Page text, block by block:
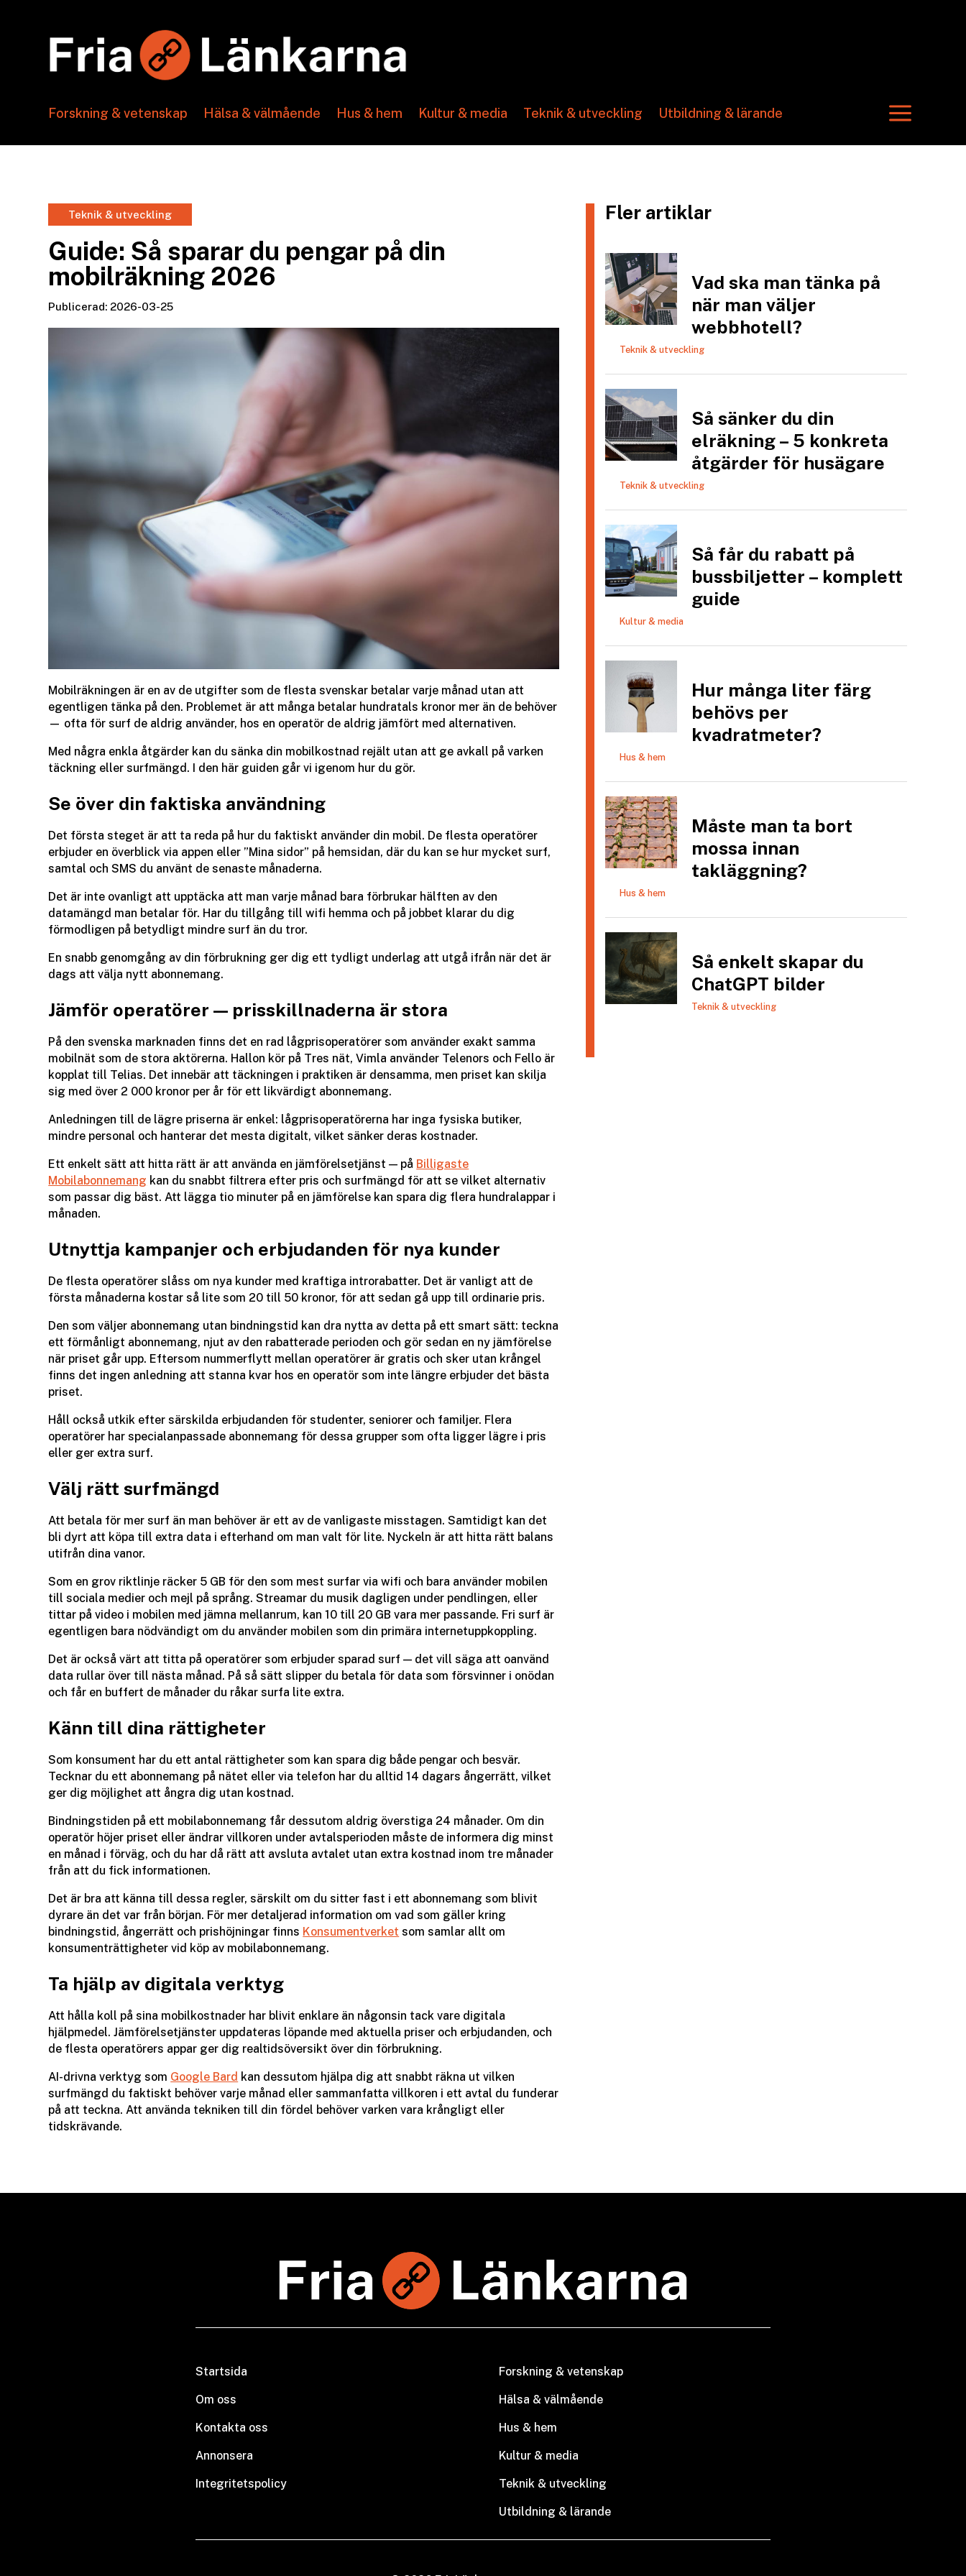
Forskning & vetenskap Hälsa & välmående Hus & hem Kultur & media Teknik & utveckling Utbildning & lärande a
Teknik & utveckling
Guide: Så sparar du pengar på din
mobilräkning 2026
Publicerad: 2026-03-25
Mobilräkningen är en av de utgifter som de flesta svenskar betalar varje månad utan att
egentligen tänka på den. Problemet är att många betalar hundratals kronor mer än de behöver
— ofta för surf de aldrig använder, hos en operatör de aldrig jämfört med alternativen.
Med några enkla åtgärder kan du sänka din mobilkostnad rejält utan att ge avkall på varken
täckning eller surfmängd. I den här guiden går vi igenom hur du gör.
Se över din faktiska användning
Det första steget är att ta reda på hur du faktiskt använder din mobil. De flesta operatörer
erbjuder en överblick via appen eller ”Mina sidor” på hemsidan, där du kan se hur mycket surf,
samtal och SMS du använt de senaste månaderna.
Det är inte ovanligt att upptäcka att man varje månad bara förbrukar hälften av den
datamängd man betalar för. Har du tillgång till wifi hemma och på jobbet klarar du dig
förmodligen på betydligt mindre surf än du tror.
En snabb genomgång av din förbrukning ger dig ett tydligt underlag att utgå ifrån när det är
dags att välja nytt abonnemang.
Jämför operatörer — prisskillnaderna är stora
På den svenska marknaden finns det en rad lågprisoperatörer som använder exakt samma
mobilnät som de stora aktörerna. Hallon kör på Tres nät, Vimla använder Telenors och Fello är
kopplat till Telias. Det innebär att täckningen i praktiken är densamma, men priset kan skilja
sig med över 2 000 kronor per år för ett likvärdigt abonnemang.
Anledningen till de lägre priserna är enkel: lågprisoperatörerna har inga fysiska butiker,
mindre personal och hanterar det mesta digitalt, vilket sänker deras kostnader.
Ett enkelt sätt att hitta rätt är att använda en jämförelsetjänst — på Billigaste
Mobilabonnemang kan du snabbt filtrera efter pris och surfmängd för att se vilket alternativ
som passar dig bäst. Att lägga tio minuter på en jämförelse kan spara dig flera hundralappar i
månaden.
Utnyttja kampanjer och erbjudanden för nya kunder
De flesta operatörer slåss om nya kunder med kraftiga introrabatter. Det är vanligt att de
första månaderna kostar så lite som 20 till 50 kronor, för att sedan gå upp till ordinarie pris.
Den som väljer abonnemang utan bindningstid kan dra nytta av detta på ett smart sätt: teckna
ett förmånligt abonnemang, njut av den rabatterade perioden och gör sedan en ny jämförelse
när priset går upp. Eftersom nummerflytt mellan operatörer är gratis och sker utan krångel
finns det ingen anledning att stanna kvar hos en operatör som inte längre erbjuder det bästa
priset.
Håll också utkik efter särskilda erbjudanden för studenter, seniorer och familjer. Flera
operatörer har specialanpassade abonnemang för dessa grupper som ofta ligger lägre i pris
eller ger extra surf.
Välj rätt surfmängd
Att betala för mer surf än man behöver är ett av de vanligaste misstagen. Samtidigt kan det
bli dyrt att köpa till extra data i efterhand om man valt för lite. Nyckeln är att hitta rätt balans
utifrån dina vanor.
Som en grov riktlinje räcker 5 GB för den som mest surfar via wifi och bara använder mobilen
till sociala medier och mejl på språng. Streamar du musik dagligen under pendlingen, eller
tittar på video i mobilen med jämna mellanrum, kan 10 till 20 GB vara mer passande. Fri surf är
egentligen bara nödvändigt om du använder mobilen som din primära internetuppkoppling.
Det är också värt att titta på operatörer som erbjuder sparad surf — det vill säga att oanvänd
data rullar över till nästa månad. På så sätt slipper du betala för data som försvinner i onödan
och får en buffert de månader du råkar surfa lite extra.
Känn till dina rättigheter
Som konsument har du ett antal rättigheter som kan spara dig både pengar och besvär.
Tecknar du ett abonnemang på nätet eller via telefon har du alltid 14 dagars ångerrätt, vilket
ger dig möjlighet att ångra dig utan kostnad.
Bindningstiden på ett mobilabonnemang får dessutom aldrig överstiga 24 månader. Om din
operatör höjer priset eller ändrar villkoren under avtalsperioden måste de informera dig minst
en månad i förväg, och du har då rätt att avsluta avtalet utan extra kostnad inom tre månader
från att du fick informationen.
Det är bra att känna till dessa regler, särskilt om du sitter fast i ett abonnemang som blivit
dyrare än det var från början. För mer detaljerad information om vad som gäller kring
bindningstid, ångerrätt och prishöjningar finns Konsumentverket som samlar allt om
konsumenträttigheter vid köp av mobilabonnemang.
Ta hjälp av digitala verktyg
Att hålla koll på sina mobilkostnader har blivit enklare än någonsin tack vare digitala
hjälpmedel. Jämförelsetjänster uppdateras löpande med aktuella priser och erbjudanden, och
de flesta operatörers appar ger dig realtidsöversikt över din förbrukning.
AI-drivna verktyg som Google Bard kan dessutom hjälpa dig att snabbt räkna ut vilken
surfmängd du faktiskt behöver varje månad eller sammanfatta villkoren i ett avtal du funderar
på att teckna. Att använda tekniken till din fördel behöver varken vara krångligt eller
tidskrävande.
Fler artiklar
Vad ska man tänka på
när man väljer
webbhotell?
Teknik & utveckling
Så sänker du din
elräkning – 5 konkreta
åtgärder för husägare
Teknik & utveckling
Så får du rabatt på
bussbiljetter – komplett
guide
Kultur & media
Hur många liter färg
behövs per
kvadratmeter?
Hus & hem
Måste man ta bort
mossa innan
takläggning?
Hus & hem
Så enkelt skapar du
ChatGPT bilder
Teknik & utveckling
Startsida
Om oss
Kontakta oss
Annonsera
Integritetspolicy
Forskning & vetenskap
Hälsa & välmående
Hus & hem
Kultur & media
Teknik & utveckling
Utbildning & lärande